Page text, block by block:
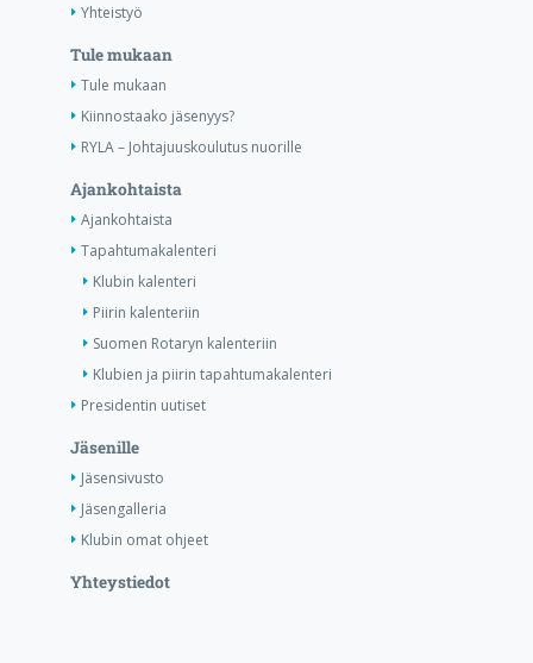
Yhteistyö
Tule mukaan
Tule mukaan
Kiinnostaako jäsenyys?
RYLA – Johtajuuskoulutus nuorille
Ajankohtaista
Ajankohtaista
Tapahtumakalenteri
Klubin kalenteri
Piirin kalenteriin
Suomen Rotaryn kalenteriin
Klubien ja piirin tapahtumakalenteri
Presidentin uutiset
Jäsenille
Jäsensivusto
Jäsengalleria
Klubin omat ohjeet
Yhteystiedot